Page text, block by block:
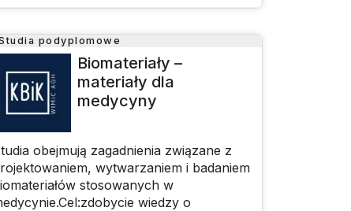
podyplomowe
Biomateriały –
materiały dla
medycyny
obejmują zagadnienia związane z
wytwarzaniem i badaniem
stosowanych w
wiedzy o